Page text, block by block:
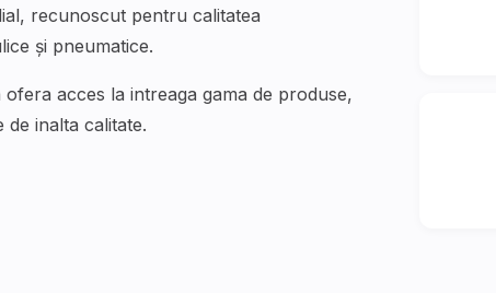
recunoscut pentru calitatea
și pneumatice.
acces la intreaga gama de produse,
inalta calitate.